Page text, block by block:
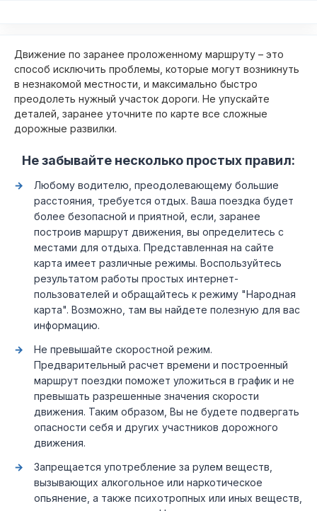
Движение по заранее проложенному маршруту – это
способ исключить проблемы, которые могут возникнуть
в незнакомой местности, и максимально быстро
преодолеть нужный участок дороги. Не упускайте
деталей, заранее уточните по карте все сложные
дорожные развилки.
Не забывайте несколько простых правил:
Любому водителю, преодолевающему большие
расстояния, требуется отдых. Ваша поездка будет
более безопасной и приятной, если, заранее
построив маршрут движения, вы определитесь с
местами для отдыха. Представленная на сайте
карта имеет различные режимы. Воспользуйтесь
результатом работы простых интернет-
пользователей и обращайтесь к режиму "Народная
карта". Возможно, там вы найдете полезную для вас
информацию.
Не превышайте скоростной режим.
Предварительный расчет времени и построенный
маршрут поездки поможет уложиться в график и не
превышать разрешенные значения скорости
движения. Таким образом, Вы не будете подвергать
опасности себя и других участников дорожного
движения.
Запрещается употребление за рулем веществ,
вызывающих алкогольное или наркотическое
опьянение, а также психотропных или иных веществ,